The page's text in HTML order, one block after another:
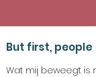
But first, people
Wat mij beweegt is